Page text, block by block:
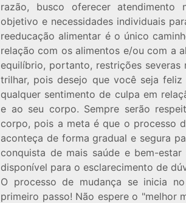
razão, busco oferecer
objetivo e necessidades individuais
reeducação alimentar é o único
relação com os alimentos e/ou com a
equilíbrio, portanto, restrições
trilhar, pois desejo que você seja
qualquer sentimento de culpa em
e ao seu corpo. Sempre serão
corpo, pois a meta é que o processo
aconteça de forma gradual e segura
conquista de mais saúde e bem-
disponível para o esclarecimento de
O processo de mudança se inicia
primeiro passo! Não espere o "melhor